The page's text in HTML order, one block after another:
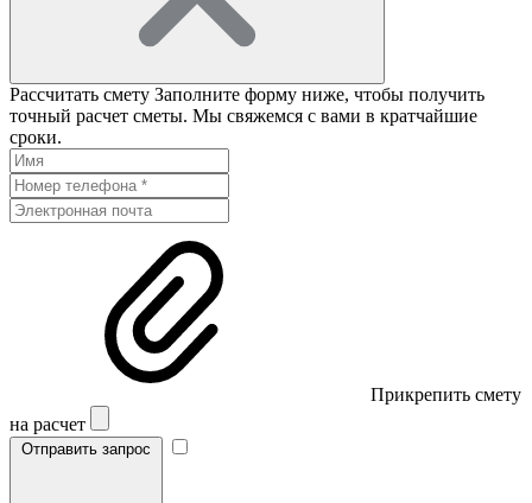
Рассчитать смету Заполните форму ниже, чтобы получить
точный расчет сметы. Мы свяжемся с вами в кратчайшие
сроки.
Прикрепить смету
на расчет
Отправить запрос